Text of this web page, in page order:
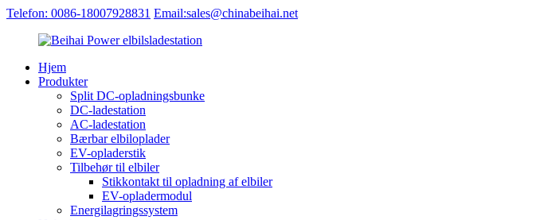
Telefon: 0086-18007928831 Email:sales@chinabeihai.net
Hjem
Produkter
Split DC-opladningsbunke
DC-ladestation
AC-ladestation
Bærbar elbiloplader
EV-opladerstik
Tilbehør til elbiler
Stikkontakt til opladning af elbiler
EV-opladermodul
Energilagringssystem